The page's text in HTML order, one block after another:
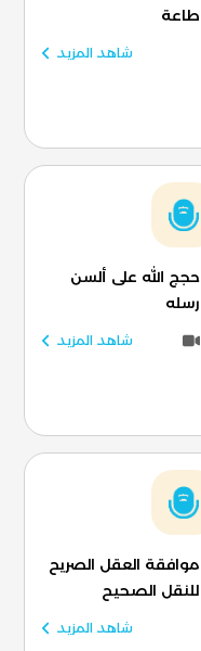
طاعة
شاهد المزيد
حجج الله على ألسن
رسله
شاهد المزيد
موافقة العقل الصريح
للنقل الصحيح
شاهد المزيد